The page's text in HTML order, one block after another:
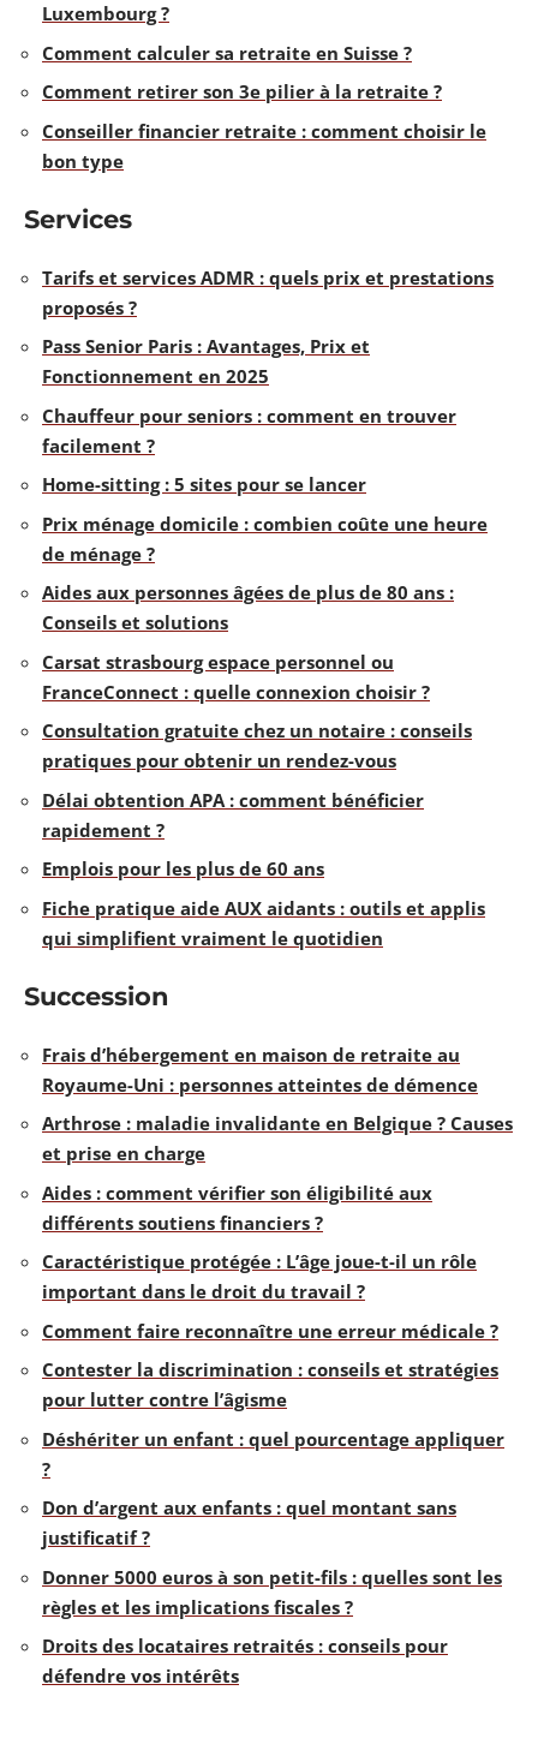
Luxembourg ?
Comment calculer sa retraite en Suisse ?
Comment retirer son 3e pilier à la retraite ?
Conseiller financier retraite : comment choisir le
bon type
Services
Tarifs et services ADMR : quels prix et prestations
proposés ?
Pass Senior Paris : Avantages, Prix et
Fonctionnement en 2025
Chauffeur pour seniors : comment en trouver
facilement ?
Home-sitting : 5 sites pour se lancer
Prix ménage domicile : combien coûte une heure
de ménage ?
Aides aux personnes âgées de plus de 80 ans :
Conseils et solutions
Carsat strasbourg espace personnel ou
FranceConnect : quelle connexion choisir ?
Consultation gratuite chez un notaire : conseils
pratiques pour obtenir un rendez-vous
Délai obtention APA : comment bénéficier
rapidement ?
Emplois pour les plus de 60 ans
Fiche pratique aide AUX aidants : outils et applis
qui simplifient vraiment le quotidien
Succession
Frais d’hébergement en maison de retraite au
Royaume-Uni : personnes atteintes de démence
Arthrose : maladie invalidante en Belgique ? Causes
et prise en charge
Aides : comment vérifier son éligibilité aux
différents soutiens financiers ?
Caractéristique protégée : L’âge joue-t-il un rôle
important dans le droit du travail ?
Comment faire reconnaître une erreur médicale ?
Contester la discrimination : conseils et stratégies
pour lutter contre l’âgisme
Déshériter un enfant : quel pourcentage appliquer
?
Don d’argent aux enfants : quel montant sans
justificatif ?
Donner 5000 euros à son petit-fils : quelles sont les
règles et les implications fiscales ?
Droits des locataires retraités : conseils pour
défendre vos intérêts